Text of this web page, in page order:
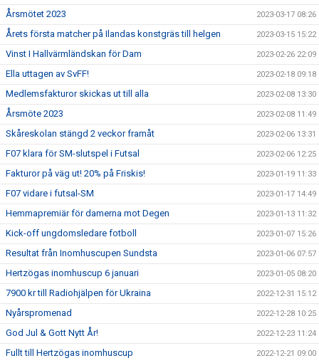
Årsmötet 2023 2023-03-17 08:26
Årets första matcher på Ilandas konstgräs till helgen 2023-03-15 15:22
Vinst I Hallvärmländskan för Dam 2023-02-26 22:09
Ella uttagen av SvFF! 2023-02-18 09:18
Medlemsfakturor skickas ut till alla 2023-02-08 13:30
Årsmöte 2023 2023-02-08 11:49
Skåreskolan stängd 2 veckor framåt 2023-02-06 13:31
F07 klara för SM-slutspel i Futsal 2023-02-06 12:25
Fakturor på väg ut! 20% på Friskis! 2023-01-19 11:33
F07 vidare i futsal-SM 2023-01-17 14:49
Hemmapremiär för damerna mot Degen 2023-01-13 11:32
Kick-off ungdomsledare fotboll 2023-01-07 15:26
Resultat från Inomhuscupen Sundsta 2023-01-06 07:57
Hertzögas inomhuscup 6 januari 2023-01-05 08:20
7900 kr till Radiohjälpen för Ukraina 2022-12-31 15:12
Nyårspromenad 2022-12-28 10:25
God Jul & Gott Nytt År! 2022-12-23 11:24
Fullt till Hertzögas inomhuscup 2022-12-21 09:00